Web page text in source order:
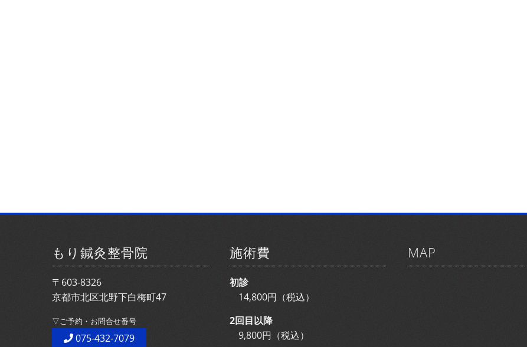
もり鍼灸整骨院
〒603-8326
京都市北区北野下白梅町47
▽ご予約・お問合せ番号
075-432-7079
施術費
初診
14,800円（税込）
2回目以降
9,800円（税込）
MAP